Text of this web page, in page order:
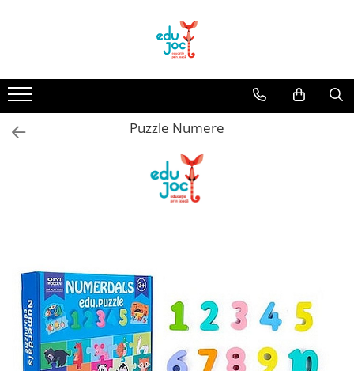
1-2 ani
3-4 ani
5-7 ani
Puzzle Numere